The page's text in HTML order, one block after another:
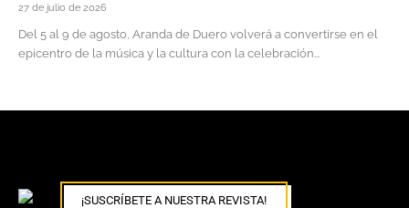
27 de julio de 2026
Del 5 al 9 de agosto, Aranda de Duero volverá a convertirse en el
epicentro de la música y la cultura con la celebración...
¡SUSCRÍBETE A NUESTRA REVISTA!